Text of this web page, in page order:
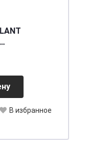
В избранное